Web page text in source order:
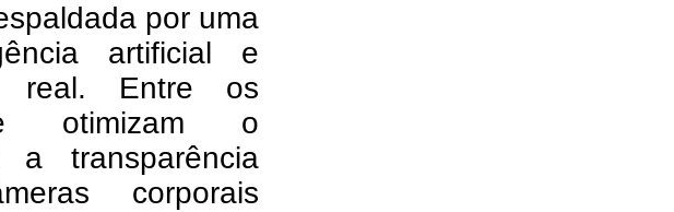
por uma
artificial e
real. Entre os
otimizam o
a transparência
corporais